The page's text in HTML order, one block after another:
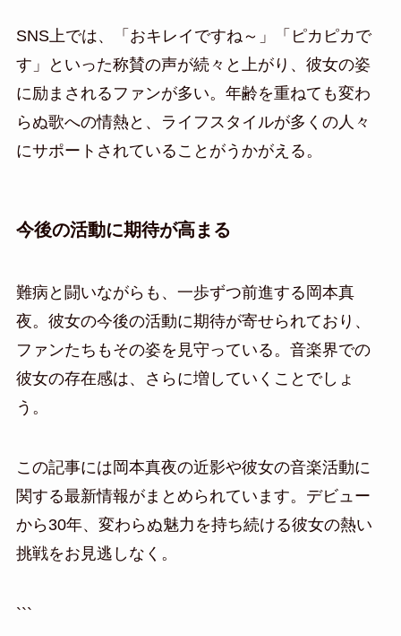
SNS上では、「おキレイですね～」「ピカピカで
す」といった称賛の声が続々と上がり、彼女の姿
に励まされるファンが多い。年齢を重ねても変わ
らぬ歌への情熱と、ライフスタイルが多くの人々
にサポートされていることがうかがえる。
今後の活動に期待が高まる
難病と闘いながらも、一歩ずつ前進する岡本真
夜。彼女の今後の活動に期待が寄せられており、
ファンたちもその姿を見守っている。音楽界での
彼女の存在感は、さらに増していくことでしょ
う。
この記事には岡本真夜の近影や彼女の音楽活動に
関する最新情報がまとめられています。デビュー
から30年、変わらぬ魅力を持ち続ける彼女の熱い
挑戦をお見逃しなく。
```